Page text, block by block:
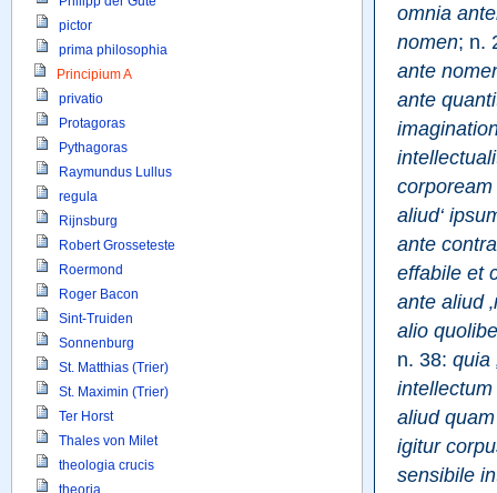
pictor
prima philosophia
Principium A
privatio
Protagoras
Pythagoras
Raymundus Lullus
regula
Rijnsburg
Robert Grosseteste
Roermond
Roger Bacon
Sint-Truiden
Sonnenburg
St. Matthias (Trier)
St. Maximin (Trier)
Ter Horst
Thales von Milet
theologia crucis
theoria
omnia
nomen; n.
ante
ante
aliud‘
ante
effabile et
ante aliud
alio
n. 38: quia
aliud
igitur
sensibile